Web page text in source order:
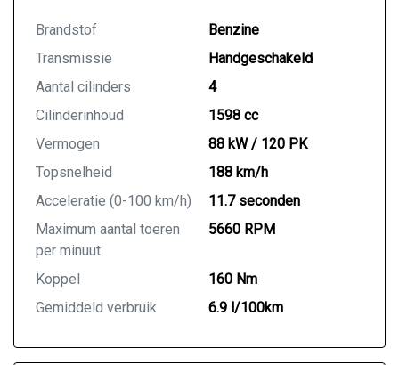
Brandstof
Benzine
Transmissie
Handgeschakeld
Aantal cilinders
4
Cilinderinhoud
1598 cc
Vermogen
88 kW / 120 PK
Topsnelheid
188 km/h
Acceleratie (0-100 km/h)
11.7 seconden
Maximum aantal toeren
per minuut
5660 RPM
Koppel
160 Nm
Gemiddeld verbruik
6.9 l/100km